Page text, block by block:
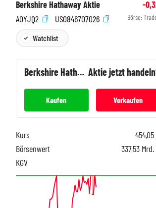
Berkshire Hathaway Aktie
-
A0YJQ2
US0846707026 Börse:
Watchlist
Berkshire Hathaway Aktie jetzt
Kaufen Verkaufen
Kurs 454,05
Börsenwert
337,53 Mrd.
KGV